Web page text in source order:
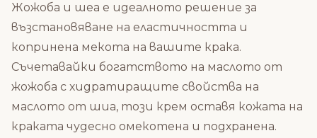
Жожоба и шеа е идеалното решение за
възстановяване на еластичността и
копринена мекота на вашите крака.
Съчетавайки богатството на маслото от
жожоба с хидратиращите свойства на
маслото от шиа, този крем оставя кожата на
краката чудесно омекотена и подхранена.